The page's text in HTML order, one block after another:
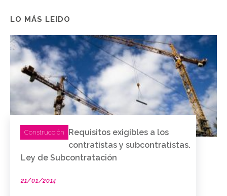
LO MÁS LEIDO
Construcción
Requisitos exigibles a los
contratistas y subcontratistas.
Ley de Subcontratación
21/01/2014